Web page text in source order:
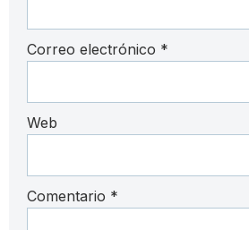
Correo electrónico *
Web
Comentario *